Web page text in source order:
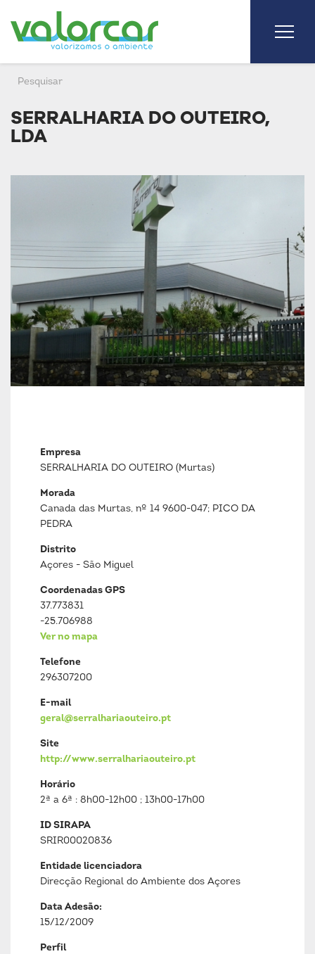
SERRALHARIA DO OUTEIRO,
LDA
Empresa
SERRALHARIA DO OUTEIRO (Murtas)
Morada
Canada das Murtas, nº 14 9600-047; PICO DA
PEDRA
Distrito
Açores - São Miguel
Coordenadas GPS
37.773831
-25.706988
Ver no mapa
Telefone
296307200
E-mail
geral@serralhariaouteiro.pt
Site
http://www.serralhariaouteiro.pt
Horário
2ª a 6ª : 8h00-12h00 ; 13h00-17h00
ID SIRAPA
SRIR00020836
Entidade licenciadora
Direcção Regional do Ambiente dos Açores
Data Adesão:
15/12/2009
Perfil